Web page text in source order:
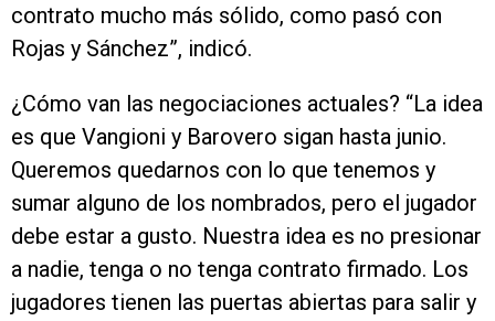
contrato mucho más sólido, como pasó con
Rojas y Sánchez”, indicó.
¿Cómo van las negociaciones actuales? “La idea
es que Vangioni y Barovero sigan hasta junio.
Queremos quedarnos con lo que tenemos y
sumar alguno de los nombrados, pero el jugador
debe estar a gusto. Nuestra idea es no presionar
a nadie, tenga o no tenga contrato firmado. Los
jugadores tienen las puertas abiertas para salir y